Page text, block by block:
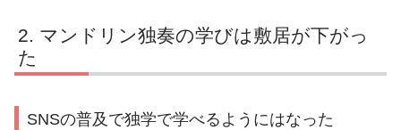
マンドリン独奏の学びは敷居が下がっ
た
SNSの普及で独学で学べるようにはなった